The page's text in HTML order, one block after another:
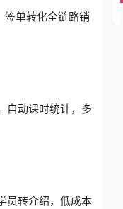
单转化全链路销
自动课时统计，多
员转介绍，低成本